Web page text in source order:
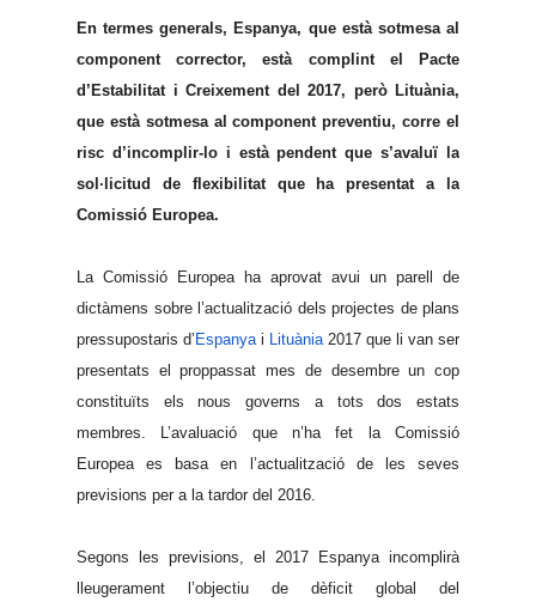
En termes generals, Espanya, que està sotmesa al
component corrector, està complint el Pacte
d’Estabilitat i Creixement del 2017, però Lituània,
que està sotmesa al component preventiu, corre el
risc d’incomplir-lo i està pendent que s’avaluï la
sol·licitud de flexibilitat que ha presentat a la
Comissió Europea.
La Comissió Europea ha aprovat avui un parell de
dictàmens sobre l’actualització dels projectes de plans
pressupostaris d’Espanya i Lituània 2017 que li van ser
presentats el proppassat mes de desembre un cop
constituïts els nous governs a tots dos estats
membres. L’avaluació que n’ha fet la Comissió
Europea es basa en l’actualització de les seves
previsions per a la tardor del 2016.
Segons les previsions, el 2017 Espanya incomplirà
lleugerament l’objectiu de dèficit global del